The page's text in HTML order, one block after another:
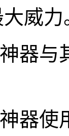
威力
器
器使